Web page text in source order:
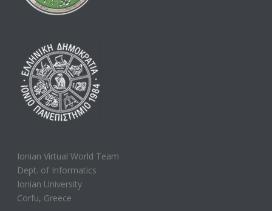
Ionian Virtual World Team
Dept. of Informatics
Ionian University
Corfu, Greece